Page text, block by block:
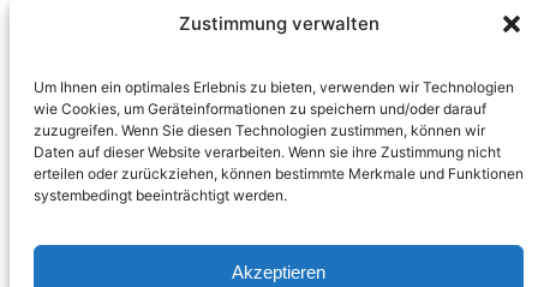
Zustimmung verwalten
Um Ihnen ein optimales Erlebnis zu bieten, verwenden wir Technologien
wie Cookies, um Geräteinformationen zu speichern und/oder darauf
zuzugreifen. Wenn Sie diesen Technologien zustimmen, können wir
Daten auf dieser Website verarbeiten. Wenn sie ihre Zustimmung nicht
erteilen oder zurückziehen, können bestimmte Merkmale und Funktionen
systembedingt beeinträchtigt werden.
Akzeptieren
Spaziergänger eine tatsächliche Abwechslung
darstellte. Drei Jetski-Fahrer,
23. September 2009